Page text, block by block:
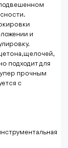
и
щелочей,
подходит для
прочным
с